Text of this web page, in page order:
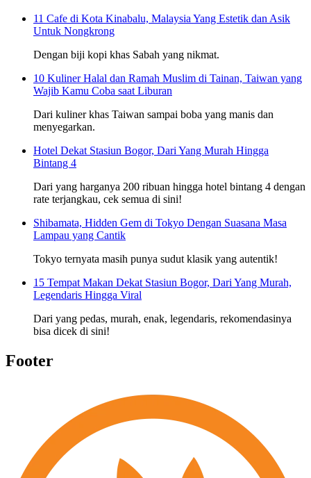
11 Cafe di Kota Kinabalu, Malaysia Yang Estetik dan Asik
Untuk Nongkrong
Dengan biji kopi khas Sabah yang nikmat.
10 Kuliner Halal dan Ramah Muslim di Tainan, Taiwan yang
Wajib Kamu Coba saat Liburan
Dari kuliner khas Taiwan sampai boba yang manis dan
menyegarkan.
Hotel Dekat Stasiun Bogor, Dari Yang Murah Hingga
Bintang 4
Dari yang harganya 200 ribuan hingga hotel bintang 4 dengan
rate terjangkau, cek semua di sini!
Shibamata, Hidden Gem di Tokyo Dengan Suasana Masa
Lampau yang Cantik
Tokyo ternyata masih punya sudut klasik yang autentik!
15 Tempat Makan Dekat Stasiun Bogor, Dari Yang Murah,
Legendaris Hingga Viral
Dari yang pedas, murah, enak, legendaris, rekomendasinya
bisa dicek di sini!
Footer